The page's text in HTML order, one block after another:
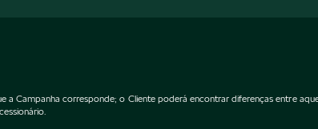
Campanha corresponde; o Cliente poderá encontrar diferenças entre